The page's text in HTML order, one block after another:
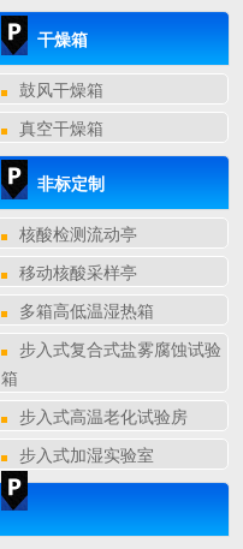
干燥箱
鼓风干燥箱
真空干燥箱
非标定制
核酸检测流动亭
移动核酸采样亭
多箱高低温湿热箱
步入式复合式盐雾腐蚀试验
箱
步入式高温老化试验房
步入式加湿实验室